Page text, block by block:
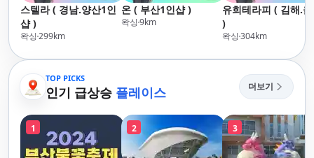
스텔라 ( 경남.양산1인
샵 )
왁싱299km
온 ( 부산1인샵 )
왁싱9km
유희테라피 ( 김해.
)
왁싱304km
TOP PICKS
인기 급상승 플레이스 더보기
1 2 3